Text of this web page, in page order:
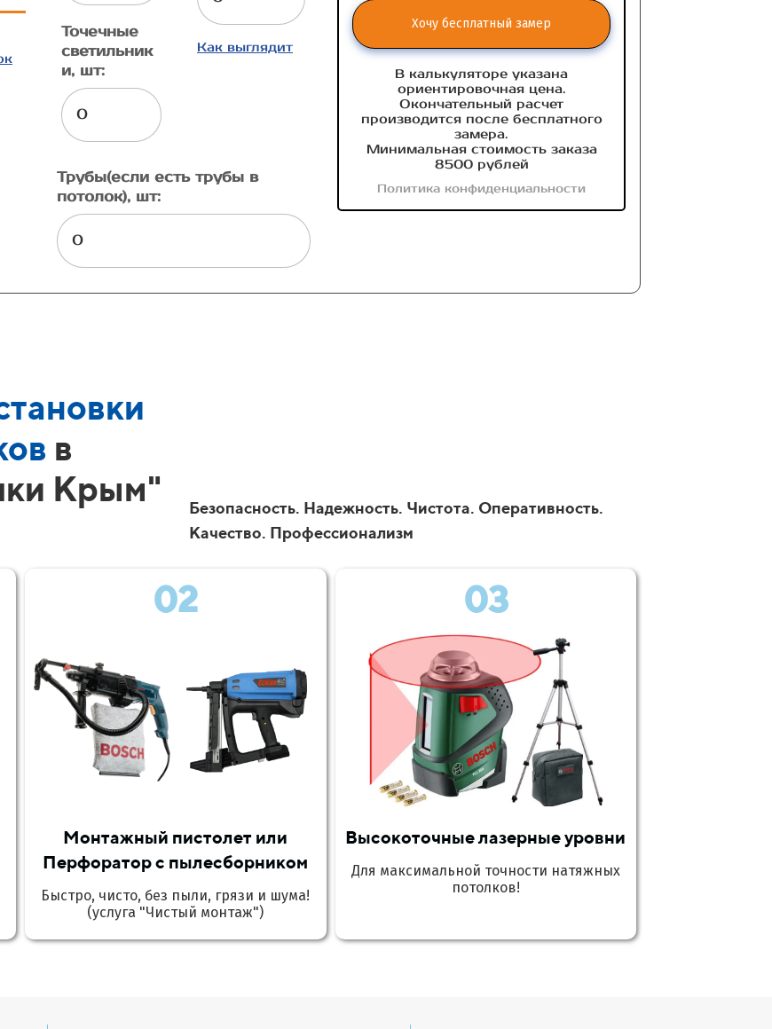
Точечные
светильник
и, шт:
Как выглядит
Трубы(если есть трубы в
потолок), шт:
Хочу бесплатный замер
В калькуляторе указана
ориентировочная цена.
Окончательный расчет
производится после бесплатного
замера.
Минимальная стоимость заказа
8500 рублей
Политика конфиденциальности
в
Крым"
Безопасность. Надежность. Чистота. Оперативность.
Качество. Профессионализм
02
Монтажный пистолет или
Перфоратор с пылесборником
Быстро, чисто, без пыли, грязи и шума!
(услуга "Чистый монтаж")
03
Высокоточные лазерные уровни
Для максимальной точности натяжных
потолков!